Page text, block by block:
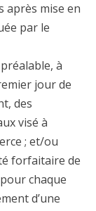
après mise en
par le
à
jour de
des
visé à
; et/ou
forfaitaire de
chaque
d’une